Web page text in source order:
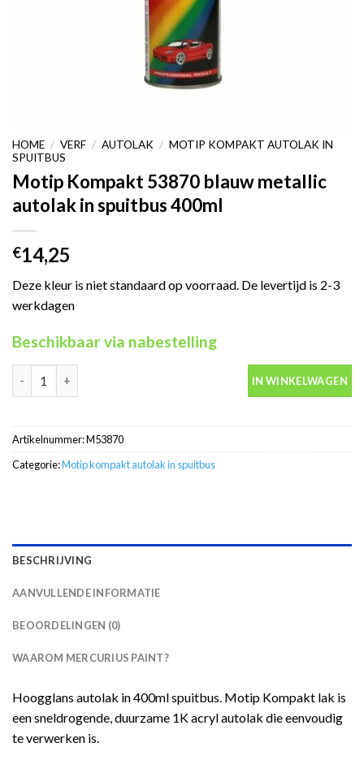
HOME / VERF / AUTOLAK / MOTIP KOMPAKT AUTOLAK IN
SPUITBUS
Motip Kompakt 53870 blauw metallic
autolak in spuitbus 400ml
€14,25
Deze kleur is niet standaard op voorraad. De levertijd is 2-3
werkdagen
Beschikbaar via nabestelling
IN WINKELWAGEN
Artikelnummer:M53870
Categorie:Motip kompakt autolak in spuitbus
BESCHRIJVING
AANVULLENDE INFORMATIE
BEOORDELINGEN (0)
WAAROM MERCURIUS PAINT?
Hoogglans autolak in 400ml spuitbus. Motip Kompakt lak is
een sneldrogende, duurzame 1K acryl autolak die eenvoudig
te verwerken is.